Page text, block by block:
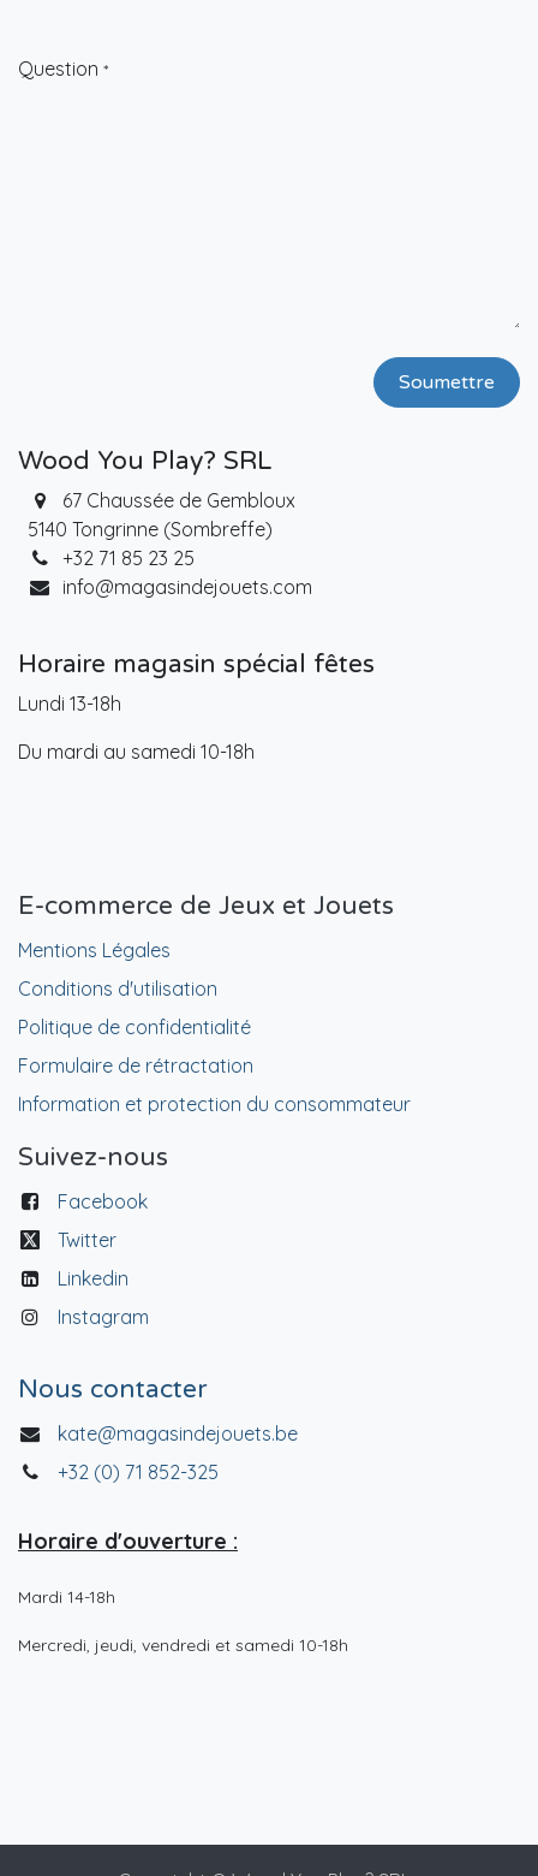
Question *
Soumettre
Wood You Play? SRL
67 Chaussée de Gembloux
5140 Tongrinne (Sombreffe)
+32 71 85 23 25
info@magasindejouets.com
Horaire magasin spécial fêtes
Lundi 13-18h
Du mardi au samedi 10-18h
E-commerce de Jeux et Jouets
Mentions Légales
Conditions d'utilisation
Politique de confidentialité
Formulaire de rétractation
Information et protection du consommateur
Suivez-nous
Facebook
Twitter
Linkedin
Instagram
Nous contacter
kate@magasindejouets.be
+32 (0) 71 852-325
Horaire d'ouverture :
Mardi 14-18h
Mercredi, jeudi, vendredi et samedi 10-18h